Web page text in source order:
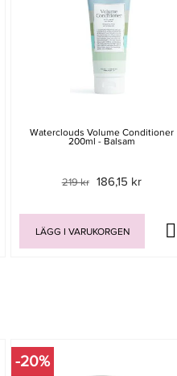
Waterclouds Volume Conditioner
200ml - Balsam
219 kr 186,15 kr
LÄGG I VARUKORGEN
-20%